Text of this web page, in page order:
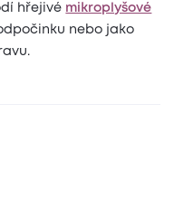
hřejivé mikroplyšové
nebo jako